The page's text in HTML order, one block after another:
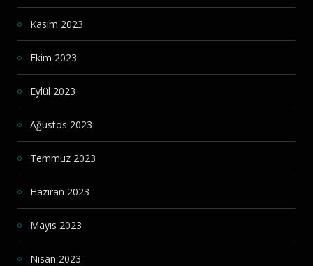
Kasım 2023
Ekim 2023
Eylül 2023
Ağustos 2023
Temmuz 2023
Haziran 2023
Mayıs 2023
Nisan 2023